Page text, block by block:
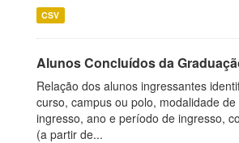
CSV
Alunos Concluídos da
Relação dos alunos ingressantes
curso, campus ou polo, modalidade
ingresso, ano e período de ingresso,
(a partir de...